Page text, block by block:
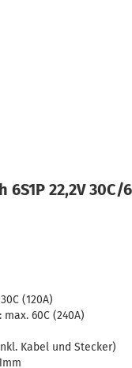
6S1P 22,2V 30C/
(120A)
60C (240A)
Kabel und Stecker)